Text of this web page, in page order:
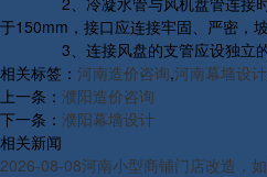
于150mm，接口应连接牢固、严密，
3、连接风盘的支管应设独立的
相关标签： 河南造价咨询,河南幕墙设计
上一条： 濮阳造价咨询
下一条： 濮阳幕墙设计
相关新闻
2026-08-08河南小型商铺门店改造，